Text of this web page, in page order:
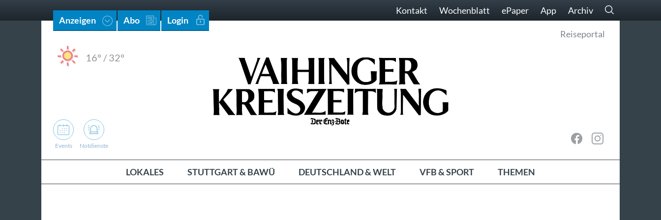
Anzeigen Abo Login
Kontakt Wochenblatt ePaper App Archiv
16° /32°
Reiseportal
Events Notdienste
LOKALES STUTTGART & BAWÜ DEUTSCHLAND & WELT VFB & SPORT THEMEN